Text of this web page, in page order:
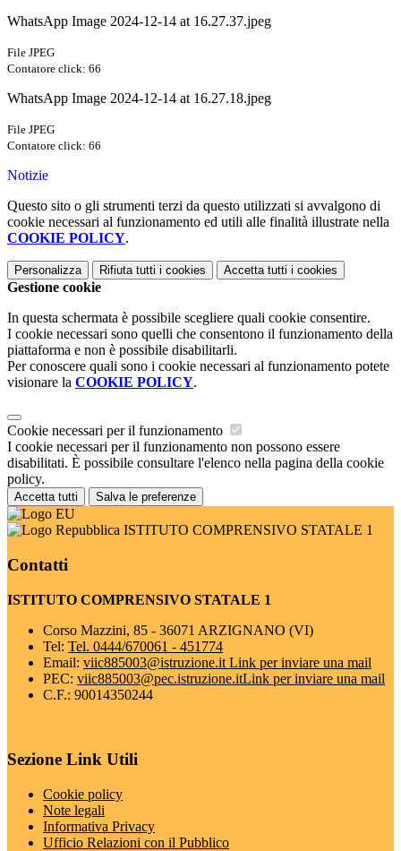
WhatsApp Image 2024-12-14 at 16.27.37.jpeg
File JPEG
Contatore click: 66
WhatsApp Image 2024-12-14 at 16.27.18.jpeg
File JPEG
Contatore click: 66
Notizie
Questo sito o gli strumenti terzi da questo utilizzati si avvalgono di
cookie necessari al funzionamento ed utili alle finalità illustrate nella
COOKIE POLICY.
Personalizza Rifiuta tutti i cookies Accetta tutti i cookies
Gestione cookie
In questa schermata è possibile scegliere quali cookie consentire.
I cookie necessari sono quelli che consentono il funzionamento della
piattaforma e non è possibile disabilitarli.
Per conoscere quali sono i cookie necessari al funzionamento potete
visionare la COOKIE POLICY.
Cookie necessari per il funzionamento
I cookie necessari per il funzionamento non possono essere
disabilitati. È possibile consultare l'elenco nella pagina della cookie
policy.
Accetta tutti Salva le preferenze
ISTITUTO COMPRENSIVO STATALE 1
Contatti
ISTITUTO COMPRENSIVO STATALE 1
Corso Mazzini, 85 - 36071 ARZIGNANO (VI)
Tel: Tel. 0444/670061 - 451774
Email: viic885003@istruzione.it Link per inviare una mail
PEC: viic885003@pec.istruzione.itLink per inviare una mail
C.F.: 90014350244
Sezione Link Utili
Cookie policy
Note legali
Informativa Privacy
Ufficio Relazioni con il Pubblico